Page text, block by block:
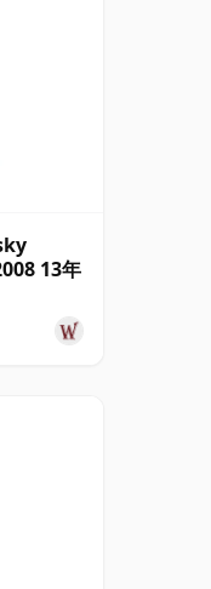
13年